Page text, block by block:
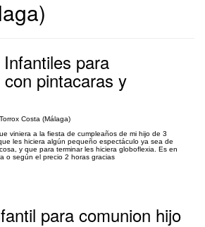
para
pintacaras y
Costa (Málaga)
viniera a la fiesta de cumpleaños de mi hijo de 3
les hiciera algún pequeño espectáculo ya sea de
y que para terminar les hiciera globoflexia. Es en
o según el precio 2 horas gracias
para comunion hijo